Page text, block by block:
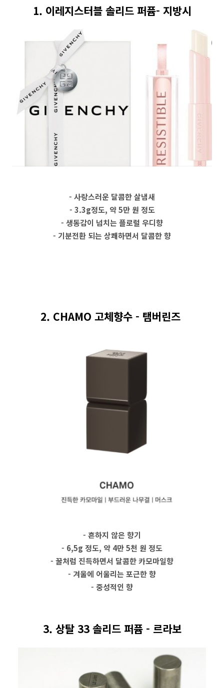
1. 이레지스터블 솔리드 퍼퓸- 지방시
- 사랑스러운 달콤한 살냄새
- 3.3g정도, 약 5만 원 정도
- 생동감이 넘치는 플로럴 우디향
- 기분전환 되는 상쾌하면서 달콤한 향
2. CHAMO 고체향수 - 탬버린즈
- 흔하지 않은 향기
- 6,5g 정도, 약 4만 5천 원 정도
- 꿀처럼 진득하면서 달콤한 카모마일향
- 겨울에 어울리는 포근한 향
- 중성적인 향
3. 상탈 33 솔리드 퍼퓸 - 르라보